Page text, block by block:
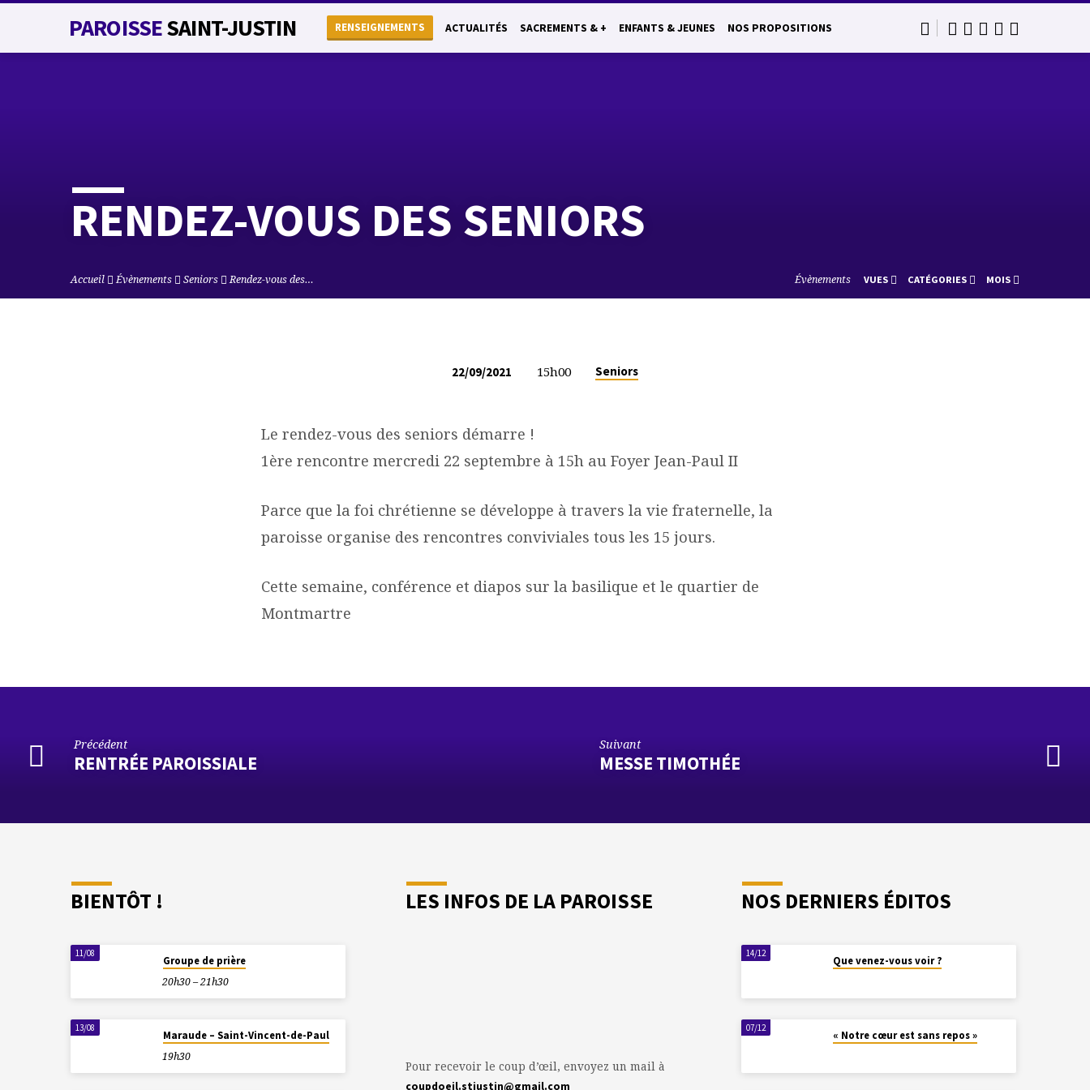
PAROISSESAINT-JUSTIN RENSEIGNEMENTS ACTUALITÉS SACREMENTS & + ENFANTS & JEUNES NOS PROPOSITIONS
RENDEZ-VOUS DES SENIORS
Accueil Évènements Seniors Rendez-vous des… Évènements VUES CATÉGORIES MOIS
22/09/2021 15h00 Seniors
Le rendez-vous des seniors démarre !
1ère rencontre mercredi 22 septembre à 15h au Foyer Jean-Paul II
Parce que la foi chrétienne se développe à travers la vie fraternelle, la
paroisse organise des rencontres conviviales tous les 15 jours.
Cette semaine, conférence et diapos sur la basilique et le quartier de
Montmartre
Précédent
RENTRÉE PAROISSIALE
Suivant
MESSE TIMOTHÉE
BIENTÔT !
11/08
Groupe de prière
20h30 – 21h30
13/08
Maraude – Saint-Vincent-de-Paul
19h30
LES INFOS DE LA PAROISSE
Pour recevoir le coup d’œil, envoyez un mail à
coupdoeil.stjustin@gmail.com
NOS DERNIERS ÉDITOS
14/12
Que venez-vous voir ?
07/12
« Notre cœur est sans repos »